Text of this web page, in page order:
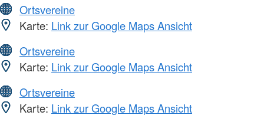
Ortsvereine
Karte: Link zur Google Maps Ansicht
Ortsvereine
Karte: Link zur Google Maps Ansicht
Ortsvereine
Karte: Link zur Google Maps Ansicht